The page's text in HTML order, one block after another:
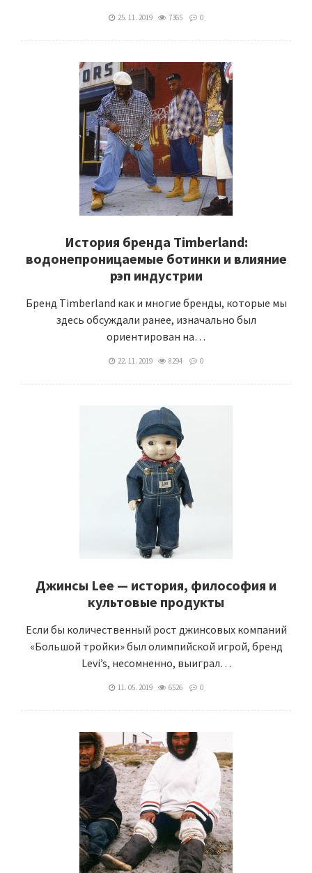
25. 11. 2019 7365 0
История бренда Timberland:
водонепроницаемые ботинки и влияние
рэп индустрии
Бренд Timberland как и многие бренды, которые мы
здесь обсуждали ранее, изначально был
ориентирован на…
22. 11. 2019 8294 0
Джинсы Lee — история, философия и
культовые продукты
Если бы количественный рост джинсовых компаний
«Большой тройки» был олимпийской игрой, бренд
Levi’s, несомненно, выиграл…
11. 05. 2019 6526 0